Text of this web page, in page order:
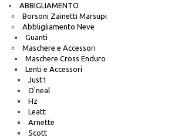
ABBIGLIAMENTO
Borsoni Zainetti Marsupi
Abbligliamento Neve
Guanti
Maschere e Accessori
Maschere Cross Enduro
Lenti e Accessori
Just1
O'neal
Hz
Leatt
Arnette
Scott